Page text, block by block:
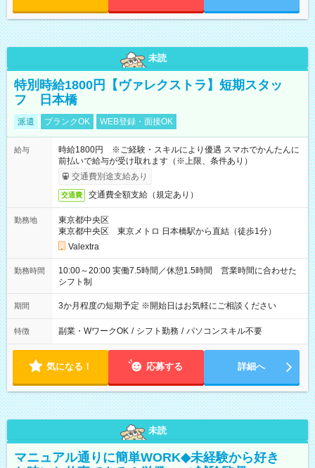
未読
特別時給1800円【ヴァレクストラ】短期スタッ
フ 日本橋
派遣 ブランクOK WEB登録・面接OK
給与
時給1800円 ※ご経験・スキルにより優遇 スマホでかんたんに
前払いで給与が受け取れます（※上限、条件あり）
交通費別途支給あり
交通費 交通費全額支給（規定あり）
勤務地
東京都中央区
東京都中央区 東京メトロ 日本橋駅から直結（徒歩1分）
Valextra
勤務時間
10:00～20:00 実働7.5時間／休憩1.5時間 営業時間に合わせた
シフト制
期間 3か月程度の短期予定 ※開始日はお気軽にご相談ください
特徴 副業・WワークOK / シフト勤務 / パソコンスキル不要
気になる！ 応募する 詳細へ
未読
マニュアル通りに簡単WORK◆未経験から好き